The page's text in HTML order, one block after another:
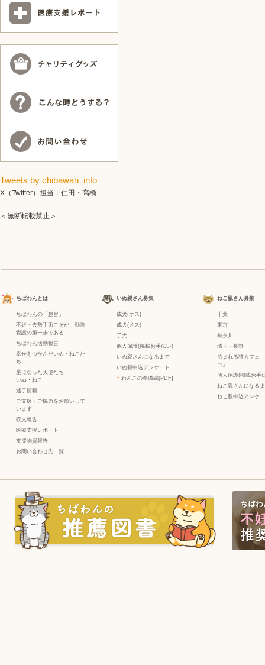
Tweets by chibawan_info
X（Twitter）担当：仁田・高橋
＜無断転載禁止＞
ちばわんとは
ちばわんの「趣旨」
不妊・去勢手術こそが、動物
愛護の第一歩である
ちばわん活動報告
幸せをつかんだいぬ・ねこた
ち
星になった天使たち
いぬ ・ ねこ
迷子情報
ご支援・ご協力をお願いして
います
収支報告
医療支援レポート
支援物資報告
お問い合わせ先一覧
いぬ親さん募集
成犬(オス)
成犬(メス)
子犬
個人保護(掲載お手伝い)
いぬ親さんになるまで
いぬ親申込アンケート
− わんこの準備編[PDF]
ねこ親さん募集
千葉
東京
神奈川
埼玉・長野
泊まれる猫カフェ
コ」
個人保護(掲載お手
ねこ親さんになる
ねこ親申込アンケ